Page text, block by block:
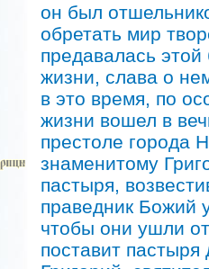
он был
обретать мир
предавалась
жизни, слава о
в это время, по
жизни вошел в
престоле города
знаменитому
пастыря,
праведник Божий
чтобы они ушли
поставит